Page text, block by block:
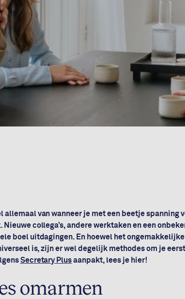
allemaal van wanneer je met een beetje spanning
collega’s, andere werktaken en een
boel uitdagingen. En hoewel het
is, zijn er wel degelijk methodes om je
Secretary Plusaanpakt, lees je hier!
omarmen